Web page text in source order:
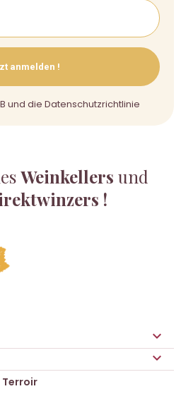
Weinkellers und
!
anmelden !
und die Datenschutzrichtlinie


Terroir